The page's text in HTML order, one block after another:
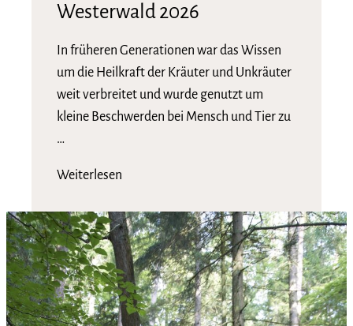
Westerwald 2026
In früheren Generationen war das Wissen
um die Heilkraft der Kräuter und Unkräuter
weit verbreitet und wurde genutzt um
kleine Beschwerden bei Mensch und Tier zu
…
Weiterlesen